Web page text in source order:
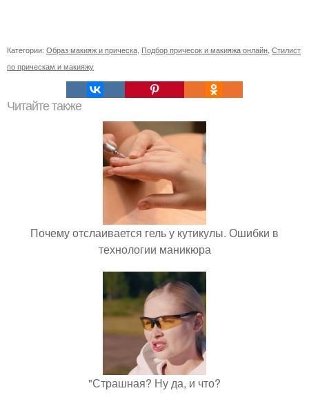
Категории: Образ макияж и прическа Подбор причесок и макияжа онлайн Стилист
по прическам и макияжу
Читайте также
Почему отслаивается гель у кутикулы. Ошибки в
технологии маникюра
"Страшная? Ну да, и что?